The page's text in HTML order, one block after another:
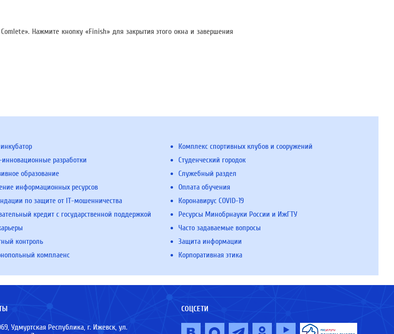
Нажмите кнопку «Finish» для закрытия этого окна и завершения
инновационные разработки
образование
информационных ресурсов
по защите от IT-мошенничества
кредит с государственной поддержкой
контроль
комплаенс
Комплекс спортивных клубов и сооружений
Студенческий городок
Служебный раздел
Оплата обучения
Коронавирус COVID-19
Ресурсы Минобрнауки России и ИжГТУ
Часто задаваемые вопросы
Защита информации
Корпоративная этика
Удмуртская Республика, г. Ижевск, ул.
СОЦСЕТИ